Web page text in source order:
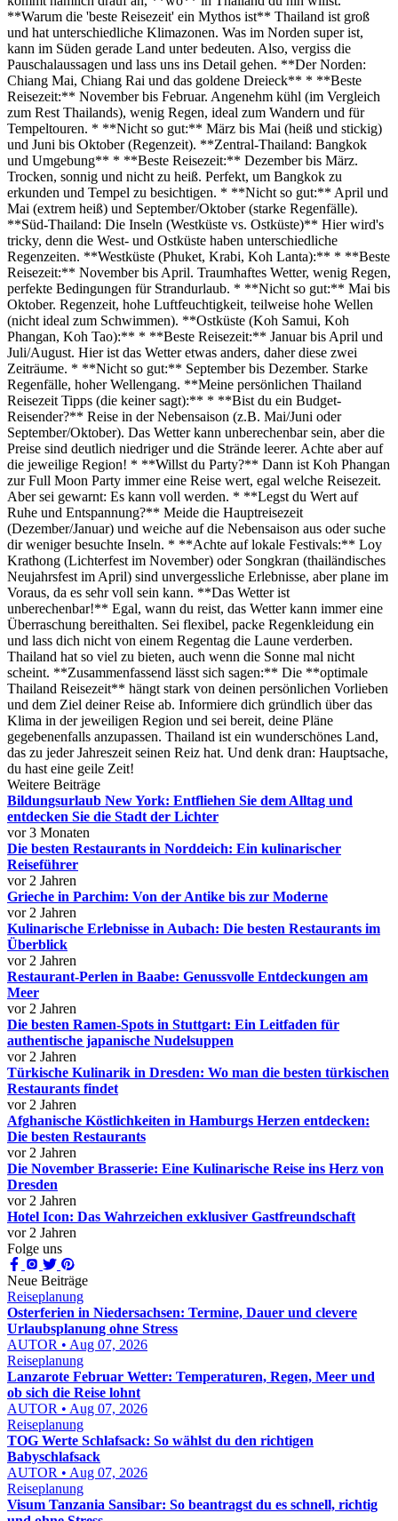
**Warum die 'beste Reisezeit' ein Mythos ist** Thailand ist groß
und hat unterschiedliche Klimazonen. Was im Norden super ist,
kann im Süden gerade Land unter bedeuten. Also, vergiss die
Pauschalaussagen und lass uns ins Detail gehen. **Der Norden:
Chiang Mai, Chiang Rai und das goldene Dreieck** * **Beste
Reisezeit:** November bis Februar. Angenehm kühl (im Vergleich
zum Rest Thailands), wenig Regen, ideal zum Wandern und für
Tempeltouren. * **Nicht so gut:** März bis Mai (heiß und stickig)
und Juni bis Oktober (Regenzeit). **Zentral-Thailand: Bangkok
und Umgebung** * **Beste Reisezeit:** Dezember bis März.
Trocken, sonnig und nicht zu heiß. Perfekt, um Bangkok zu
erkunden und Tempel zu besichtigen. * **Nicht so gut:** April und
Mai (extrem heiß) und September/Oktober (starke Regenfälle).
**Süd-Thailand: Die Inseln (Westküste vs. Ostküste)** Hier wird's
tricky, denn die West- und Ostküste haben unterschiedliche
Regenzeiten. **Westküste (Phuket, Krabi, Koh Lanta):** * **Beste
Reisezeit:** November bis April. Traumhaftes Wetter, wenig Regen,
perfekte Bedingungen für Strandurlaub. * **Nicht so gut:** Mai bis
Oktober. Regenzeit, hohe Luftfeuchtigkeit, teilweise hohe Wellen
(nicht ideal zum Schwimmen). **Ostküste (Koh Samui, Koh
Phangan, Koh Tao):** * **Beste Reisezeit:** Januar bis April und
Juli/August. Hier ist das Wetter etwas anders, daher diese zwei
Zeiträume. * **Nicht so gut:** September bis Dezember. Starke
Regenfälle, hoher Wellengang. **Meine persönlichen Thailand
Reisezeit Tipps (die keiner sagt):** * **Bist du ein Budget-
Reisender?** Reise in der Nebensaison (z.B. Mai/Juni oder
September/Oktober). Das Wetter kann unberechenbar sein, aber die
Preise sind deutlich niedriger und die Strände leerer. Achte aber auf
die jeweilige Region! * **Willst du Party?** Dann ist Koh Phangan
zur Full Moon Party immer eine Reise wert, egal welche Reisezeit.
Aber sei gewarnt: Es kann voll werden. * **Legst du Wert auf
Ruhe und Entspannung?** Meide die Hauptreisezeit
(Dezember/Januar) und weiche auf die Nebensaison aus oder suche
dir weniger besuchte Inseln. * **Achte auf lokale Festivals:** Loy
Krathong (Lichterfest im November) oder Songkran (thailändisches
Neujahrsfest im April) sind unvergessliche Erlebnisse, aber plane im
Voraus, da es sehr voll sein kann. **Das Wetter ist
unberechenbar!** Egal, wann du reist, das Wetter kann immer eine
Überraschung bereithalten. Sei flexibel, packe Regenkleidung ein
und lass dich nicht von einem Regentag die Laune verderben.
Thailand hat so viel zu bieten, auch wenn die Sonne mal nicht
scheint. **Zusammenfassend lässt sich sagen:** Die **optimale
Thailand Reisezeit** hängt stark von deinen persönlichen Vorlieben
und dem Ziel deiner Reise ab. Informiere dich gründlich über das
Klima in der jeweiligen Region und sei bereit, deine Pläne
gegebenenfalls anzupassen. Thailand ist ein wunderschönes Land,
das zu jeder Jahreszeit seinen Reiz hat. Und denk dran: Hauptsache,
du hast eine geile Zeit!
Weitere Beiträge
Bildungsurlaub New York: Entfliehen Sie dem Alltag und
entdecken Sie die Stadt der Lichter
vor 3 Monaten
Die besten Restaurants in Norddeich: Ein kulinarischer
Reiseführer
vor 2 Jahren
Grieche in Parchim: Von der Antike bis zur Moderne
vor 2 Jahren
Kulinarische Erlebnisse in Aubach: Die besten Restaurants im
Überblick
vor 2 Jahren
Restaurant-Perlen in Baabe: Genussvolle Entdeckungen am
Meer
vor 2 Jahren
Die besten Ramen-Spots in Stuttgart: Ein Leitfaden für
authentische japanische Nudelsuppen
vor 2 Jahren
Türkische Kulinarik in Dresden: Wo man die besten türkischen
Restaurants findet
vor 2 Jahren
Afghanische Köstlichkeiten in Hamburgs Herzen entdecken:
Die besten Restaurants
vor 2 Jahren
Die November Brasserie: Eine Kulinarische Reise ins Herz von
Dresden
vor 2 Jahren
Hotel Icon: Das Wahrzeichen exklusiver Gastfreundschaft
vor 2 Jahren
Folge uns
Neue Beiträge
Reiseplanung
Osterferien in Niedersachsen: Termine, Dauer und clevere
Urlaubsplanung ohne Stress
AUTOR • Aug 07, 2026
Reiseplanung
Lanzarote Februar Wetter: Temperaturen, Regen, Meer und
ob sich die Reise lohnt
AUTOR • Aug 07, 2026
Reiseplanung
TOG Werte Schlafsack: So wählst du den richtigen
Babyschlafsack
AUTOR • Aug 07, 2026
Reiseplanung
Visum Tanzania Sansibar: So beantragst du es schnell, richtig